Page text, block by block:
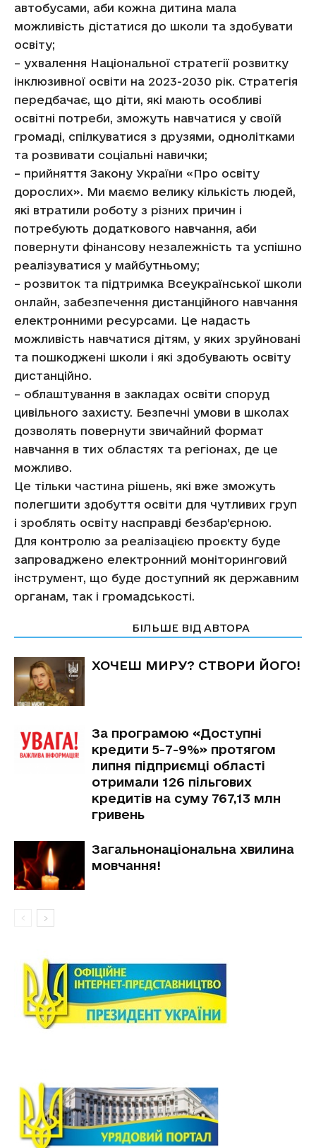
автобусами, аби кожна дитина мала
можливість дістатися до школи та здобувати
освіту;
– ухвалення Національної стратегії розвитку
інклюзивної освіти на 2023-2030 рік. Стратегія
передбачає, що діти, які мають особливі
освітні потреби, зможуть навчатися у своїй
громаді, спілкуватися з друзями, однолітками
та розвивати соціальні навички;
– прийняття Закону України «Про освіту
дорослих». Ми маємо велику кількість людей,
які втратили роботу з різних причин і
потребують додаткового навчання, аби
повернути фінансову незалежність та успішно
реалізуватися у майбутньому;
– розвиток та підтримка Всеукраїнської школи
онлайн, забезпечення дистанційного навчання
електронними ресурсами. Це надасть
можливість навчатися дітям, у яких зруйновані
та пошкоджені школи і які здобувають освіту
дистанційно.
– облаштування в закладах освіти споруд
цивільного захисту. Безпечні умови в школах
дозволять повернути звичайний формат
навчання в тих областях та регіонах, де це
можливо.
Це тільки частина рішень, які вже зможуть
полегшити здобуття освіти для чутливих груп
і зроблять освіту насправді безбар’єрною.
Для контролю за реалізацією проєкту буде
запроваджено електронний моніторинговий
інструмент, що буде доступний як державним
органам, так і громадськості.
БІЛЬШЕ ВІД АВТОРА
ХОЧЕШ МИРУ? СТВОРИ ЙОГО!
За програмою «Доступні
кредити 5-7-9%» протягом
липня підприємці області
отримали 126 пільгових
кредитів на суму 767,13 млн
гривень
Загальнонаціональна хвилина
мовчання!